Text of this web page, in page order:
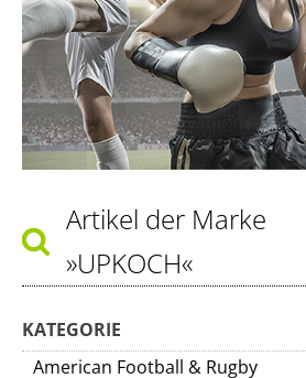
Artikel der Marke
»UPKOCH«
KATEGORIE
American Football & Rugby